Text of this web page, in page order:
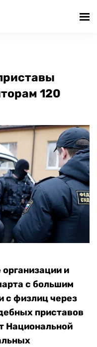
120
и
с большим
с физлиц через
приставов
Национальной